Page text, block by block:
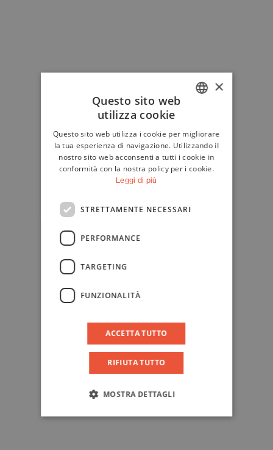
ENGLISH
×
Questo sito web
utilizza cookie
Questo sito web utilizza i cookie per migliorare
la tua esperienza di navigazione. Utilizzando il
nostro sito web acconsenti a tutti i cookie in
conformità con la nostra policy per i cookie.
Leggi di più
STRETTAMENTE NECESSARI
PERFORMANCE
TARGETING
FUNZIONALITÀ
ACCETTA TUTTO
RIFIUTA TUTTO
MOSTRA DETTAGLI